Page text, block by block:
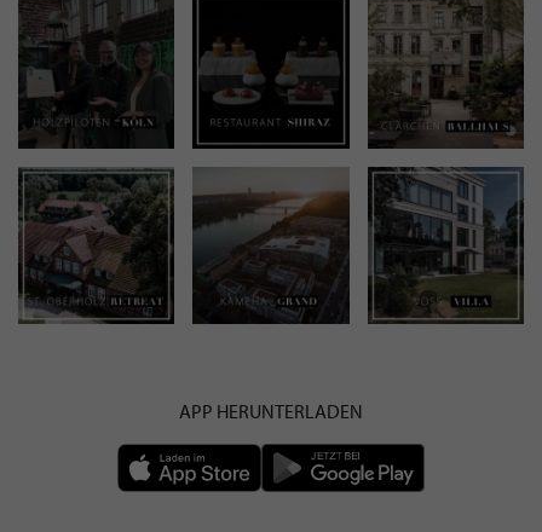
APP HERUNTERLADEN